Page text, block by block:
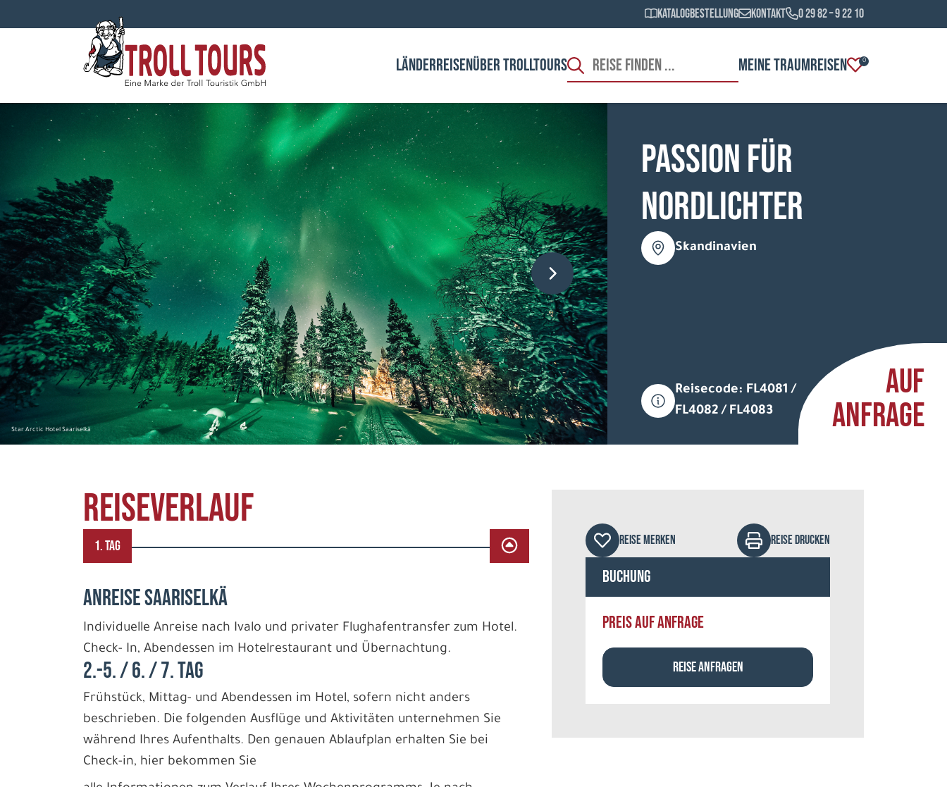
Katalogbestellung Kontakt 0 29 82 – 9 22 10
LÄNDERREISENÜBER TROLLTOURS MEINE TRAUMREISEN 0
Star Arctic Hotel Saariselkä
Passion für
Nordlichter
Skandinavien
Reisecode: FL4081 /
FL4082 / FL4083
AUF
ANFRAGE
REISEVERLAUF
1. TAG
ANREISE SAARISELKÄ
Individuelle Anreise nach Ivalo und privater Flughafentransfer zum Hotel.
Check- In, Abendessen im Hotelrestaurant und Übernachtung.
2.-5. / 6. / 7. TAG
Frühstück, Mittag- und Abendessen im Hotel, sofern nicht anders
beschrieben. Die folgenden Ausflüge und Aktivitäten unternehmen Sie
während Ihres Aufenthalts. Den genauen Ablaufplan erhalten Sie bei
Check-in, hier bekommen Sie
REISE MERKEN REISE DRUCKEN
Buchung
PREIS AUF ANFRAGE
REISE ANFRAGEN